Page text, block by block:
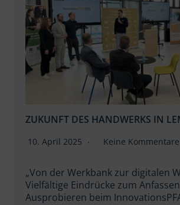
ZUKUNFT DES HANDWERKS IN
10. April 2025 Keine Kommentare
„Von der Werkbank zur digitalen
Vielfältige Eindrücke zum
Ausprobieren beim